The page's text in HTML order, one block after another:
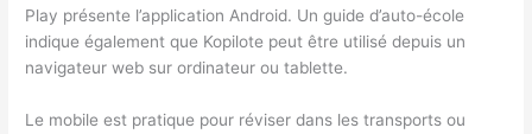
Play présente l’application Android. Un guide d’auto-école
indique également que Kopilote peut être utilisé depuis un
navigateur web sur ordinateur ou tablette.
Le mobile est pratique pour réviser dans les transports ou